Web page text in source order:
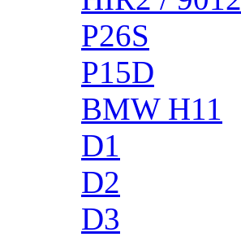
P26S
P15D
BMW H11
D1
D2
D3